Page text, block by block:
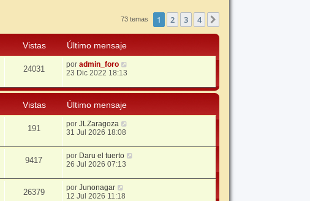
a
s
a
j
e
t
m
a
73 temas 1 2 3 4
Vistas
Último mensaje
24031 poradmin_foro
23 Dic 2022 18:13
Vistas
Último mensaje
191 porJLZaragoza
31 Jul 2026 18:08
9417 por Daru el tuerto
26 Jul 2026 07:13
26379 porJunonagar
12 Jul 2026 11:18